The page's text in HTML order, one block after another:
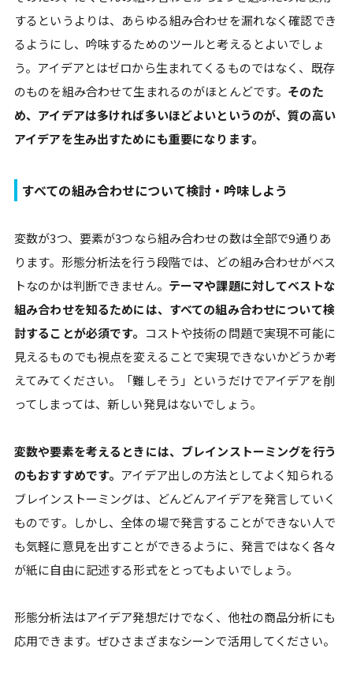
するというよりは、あらゆる組み合わせを漏れなく確認でき
るようにし、吟味するためのツールと考えるとよいでしょ
う。アイデアとはゼロから生まれてくるものではなく、既存
のものを組み合わせて生まれるのがほとんどです。 そのた
め、アイデアは多ければ多いほどよいというのが、質の高い
アイデアを生み出すためにも重要になります。
すべての組み合わせについて検討・吟味しよう
変数が3つ、要素が3つなら組み合わせの数は全部で9通りあ
ります。形態分析法を行う段階では、どの組み合わせがベス
トなのかは判断できません。 テーマや課題に対してベストな
組み合わせを知るためには、すべての組み合わせについて検
討することが必須です。 コストや技術の問題で実現不可能に
見えるものでも視点を変えることで実現できないかどうか考
えてみてください。「難しそう」というだけでアイデアを削
ってしまっては、新しい発見はないでしょう。
変数や要素を考えるときには、ブレインストーミングを行う
のもおすすめです。 アイデア出しの方法としてよく知られる
ブレインストーミングは、どんどんアイデアを発言していく
ものです。しかし、全体の場で発言することができない人で
も気軽に意見を出すことができるように、発言ではなく各々
が紙に自由に記述する形式をとってもよいでしょう。
形態分析法はアイデア発想だけでなく、他社の商品分析にも
応用できます。ぜひさまざまなシーンで活用してください。